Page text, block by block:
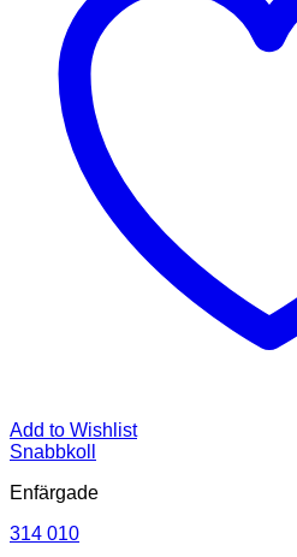
Add to Wishlist
Snabbkoll
Enfärgade
314 010